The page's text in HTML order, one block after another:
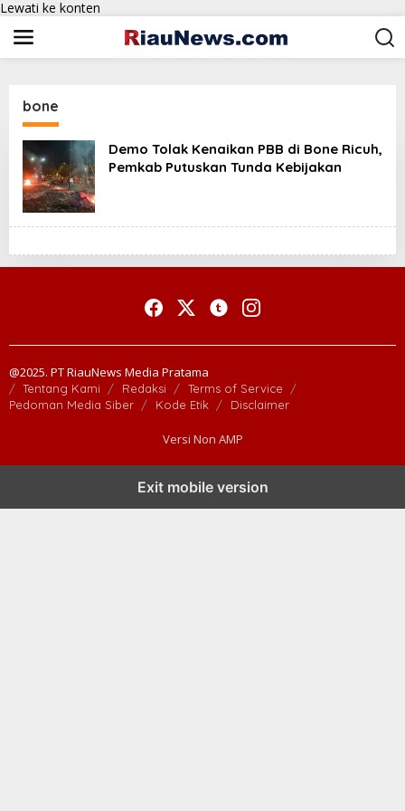
Lewati ke konten
bone
Demo Tolak Kenaikan PBB di Bone Ricuh,
Pemkab Putuskan Tunda Kebijakan
@2025. PT RiauNews Media Pratama
Tentang Kami Redaksi
Terms of Service
Pedoman Media Siber
Kode Etik Disclaimer
Versi Non AMP
Exit mobile version